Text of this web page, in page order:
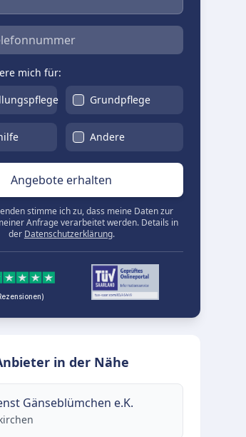
mich für:
Grundpflege
Andere
Angebote erhalten
stimme ich zu, dass meine Daten zur
Anfrage verarbeitet werden. Details in
der Datenschutzerklärung.
in der Nähe
Gänseblümchen e.K.